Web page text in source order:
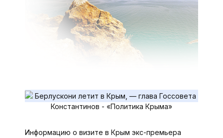
Информацию о визите в Крым экс-премьера